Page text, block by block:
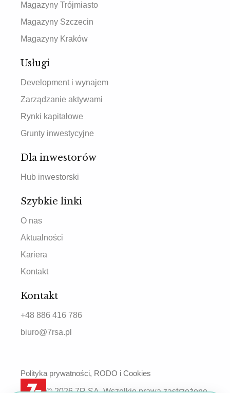
Magazyny Trójmiasto
Magazyny Szczecin
Magazyny Kraków
Usługi
Development i wynajem
Zarządzanie aktywami
Rynki kapitałowe
Grunty inwestycyjne
Dla inwestorów
Hub inwestorski
Szybkie linki
O nas
Aktualności
Kariera
Kontakt
Kontakt
+48 886 416 786
biuro@7rsa.pl
Polityka prywatności, RODO i Cookies